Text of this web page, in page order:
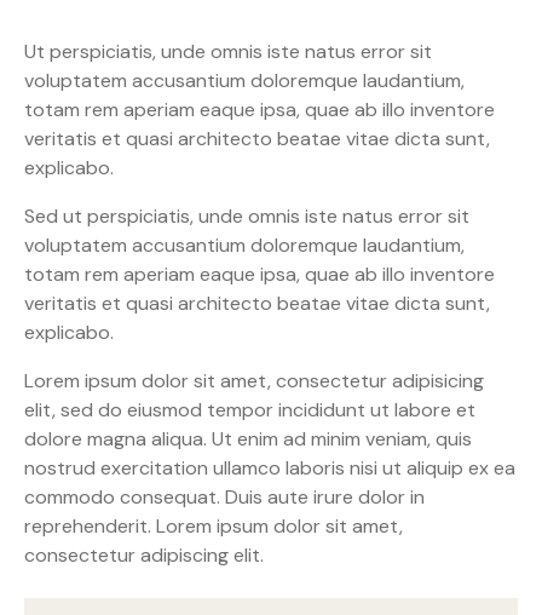
Ut perspiciatis, unde omnis iste natus error sit
voluptatem accusantium doloremque laudantium,
totam rem aperiam eaque ipsa, quae ab illo inventore
veritatis et quasi architecto beatae vitae dicta sunt,
explicabo.
Sed ut perspiciatis, unde omnis iste natus error sit
voluptatem accusantium doloremque laudantium,
totam rem aperiam eaque ipsa, quae ab illo inventore
veritatis et quasi architecto beatae vitae dicta sunt,
explicabo.
Lorem ipsum dolor sit amet, consectetur adipisicing
elit, sed do eiusmod tempor incididunt ut labore et
dolore magna aliqua. Ut enim ad minim veniam, quis
nostrud exercitation ullamco laboris nisi ut aliquip ex ea
commodo consequat. Duis aute irure dolor in
reprehenderit. Lorem ipsum dolor sit amet,
consectetur adipiscing elit.